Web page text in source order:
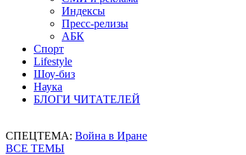
Индексы
Пресс-релизы
АБК
Спорт
Lifestyle
Шоу-биз
Наука
БЛОГИ ЧИТАТЕЛЕЙ
СПЕЦТЕМА: Война в Иране
ВСЕ ТЕМЫ